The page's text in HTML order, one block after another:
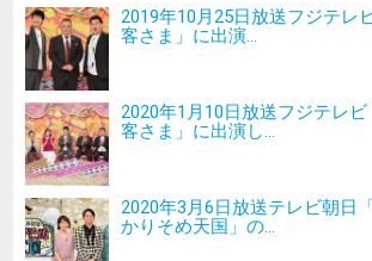
2019年10月25日放送フジテレ
客さま」に出演...
2020年1月10日放送フジテレ
客さま」に出演し...
2020年3月6日放送テレビ朝日
かりそめ天国」の...